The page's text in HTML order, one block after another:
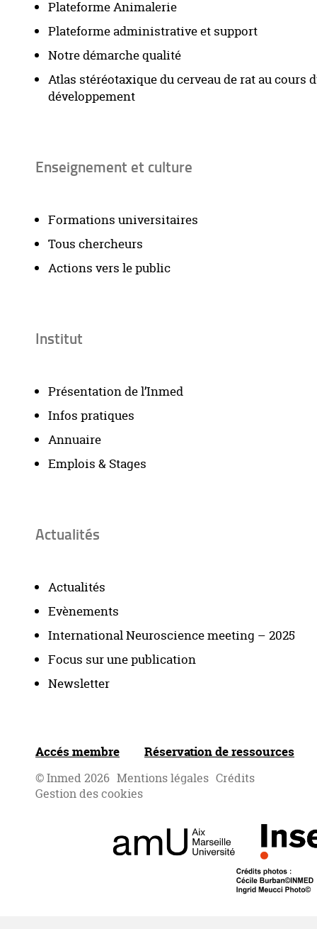
Plateforme Animalerie
Plateforme administrative et support
Notre démarche qualité
Atlas stéréotaxique du cerveau de rat au cours
développement
Enseignement et culture
Formations universitaires
Tous chercheurs
Actions vers le public
Institut
Présentation de l’Inmed
Infos pratiques
Annuaire
Emplois & Stages
Actualités
Actualités
Evènements
International Neuroscience meeting – 2025
Focus sur une publication
Newsletter
Accés membre Réservation de ressources
© Inmed 2026 Mentions légales Crédits
Gestion des cookies